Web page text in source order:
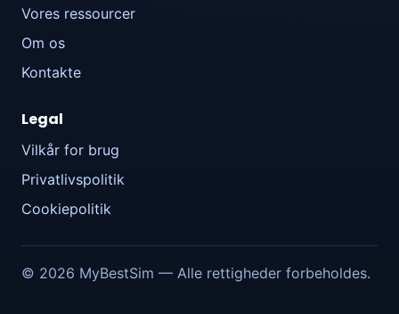
Vores ressourcer
Om os
Kontakte
Legal
Vilkår for brug
Privatlivspolitik
Cookiepolitik
© 2026 MyBestSim — Alle rettigheder forbeholdes.